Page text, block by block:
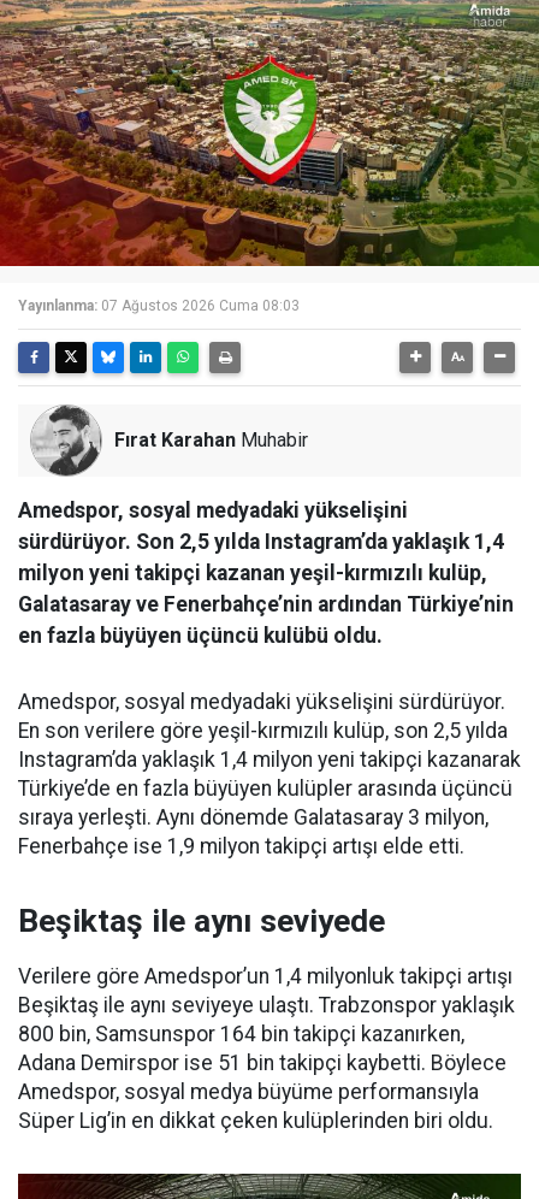
Yayınlanma: 07 Ağustos 2026 Cuma 08:03
Fırat Karahan Muhabir
Amedspor, sosyal medyadaki yükselişini
sürdürüyor. Son 2,5 yılda Instagram’da yaklaşık 1,4
milyon yeni takipçi kazanan yeşil-kırmızılı kulüp,
Galatasaray ve Fenerbahçe’nin ardından Türkiye’nin
en fazla büyüyen üçüncü kulübü oldu.
Amedspor, sosyal medyadaki yükselişini sürdürüyor.
En son verilere göre yeşil-kırmızılı kulüp, son 2,5 yılda
Instagram’da yaklaşık 1,4 milyon yeni takipçi kazanarak
Türkiye’de en fazla büyüyen kulüpler arasında üçüncü
sıraya yerleşti. Aynı dönemde Galatasaray 3 milyon,
Fenerbahçe ise 1,9 milyon takipçi artışı elde etti.
Beşiktaş ile aynı seviyede
Verilere göre Amedspor’un 1,4 milyonluk takipçi artışı
Beşiktaş ile aynı seviyeye ulaştı. Trabzonspor yaklaşık
800 bin, Samsunspor 164 bin takipçi kazanırken,
Adana Demirspor ise 51 bin takipçi kaybetti. Böylece
Amedspor, sosyal medya büyüme performansıyla
Süper Lig’in en dikkat çeken kulüplerinden biri oldu.